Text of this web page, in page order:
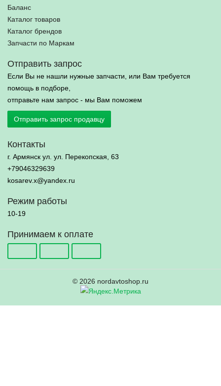
Баланс
Каталог товаров
Каталог брендов
Запчасти по Маркам
Отправить запрос
Если Вы не нашли нужные запчасти, или Вам требуется
помощь в подборе,
отправьте нам запрос - мы Вам поможем
Отправить запрос продавцу
Контакты
г. Армянск ул. ул. Перекопская, 63
+79046329639
kosarev.x@yandex.ru
Режим работы
10-19
Принимаем к оплате
© 2026 nordavtoshop.ru